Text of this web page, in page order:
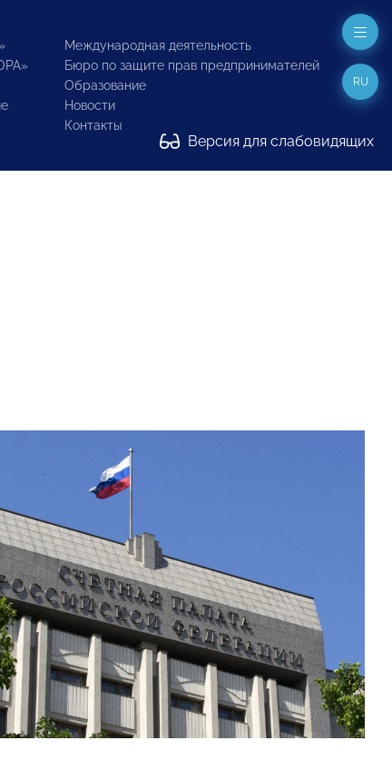
Международная деятельность
Бюро по защите прав предпринимателей
Образование
Новости
Контакты
Версия для слабовидящих
RU